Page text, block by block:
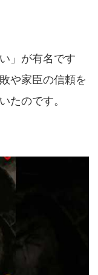
」が有名です
や家臣の信頼を
たのです。